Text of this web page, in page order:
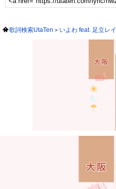
歌詞検索UtaTen いよわ feat. 足立レイ